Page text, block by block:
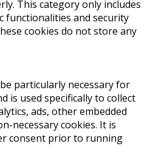
This category only includes
functionalities and security
cookies do not store any
particularly necessary for
is used specifically to collect
ads, other embedded
necessary cookies. It is
consent prior to running